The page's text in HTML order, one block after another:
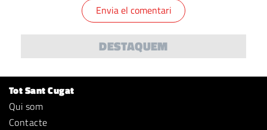
DESTAQUEM
Tot Sant Cugat
Qui som
Contacte